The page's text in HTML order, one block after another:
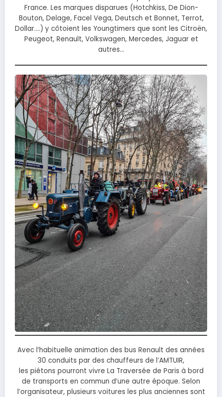
France. Les marques disparues (Hotchkiss, De Dion-
Bouton, Delage, Facel Vega, Deutsch et Bonnet, Terrot,
Dollar….) y côtoient les Youngtimers que sont les Citroën,
Peugeot, Renault, Volkswagen, Mercedes, Jaguar et
autres…
Avec l’habituelle animation des bus Renault des années
30 conduits par des chauffeurs de l’AMTUIR,
les piétons pourront vivre La Traversée de Paris à bord
de transports en commun d’une autre époque. Selon
l’organisateur, plusieurs voitures les plus anciennes sont